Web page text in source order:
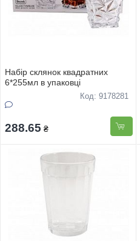
Набiр склянок квадратних
6*255мл в упаковцi
Код: 9178281
288.65 ₴